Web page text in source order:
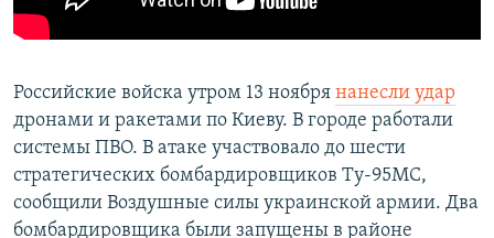
Российские войска утром 13 ноября нанесли удар
дронами и ракетами по Киеву. В городе работали
системы ПВО. В атаке участвовало до шести
стратегических бомбардировщиков Ту-95МС,
сообщили Воздушные силы украинской армии. Два
бомбардировщика были запущены в районе